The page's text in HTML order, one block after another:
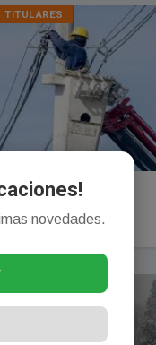
TITULARES
ANTONIO OESTE
Julio, 2026
novedades.